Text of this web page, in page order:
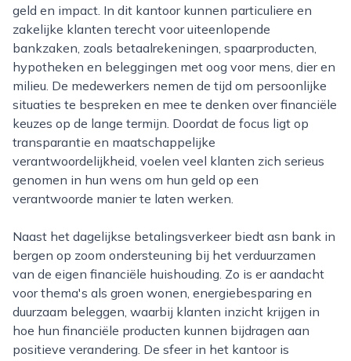
geld en impact. In dit kantoor kunnen particuliere en
zakelijke klanten terecht voor uiteenlopende
bankzaken, zoals betaalrekeningen, spaarproducten,
hypotheken en beleggingen met oog voor mens, dier en
milieu. De medewerkers nemen de tijd om persoonlijke
situaties te bespreken en mee te denken over financiële
keuzes op de lange termijn. Doordat de focus ligt op
transparantie en maatschappelijke
verantwoordelijkheid, voelen veel klanten zich serieus
genomen in hun wens om hun geld op een
verantwoorde manier te laten werken.
Naast het dagelijkse betalingsverkeer biedt asn bank in
bergen op zoom ondersteuning bij het verduurzamen
van de eigen financiële huishouding. Zo is er aandacht
voor thema's als groen wonen, energiebesparing en
duurzaam beleggen, waarbij klanten inzicht krijgen in
hoe hun financiële producten kunnen bijdragen aan
positieve verandering. De sfeer in het kantoor is